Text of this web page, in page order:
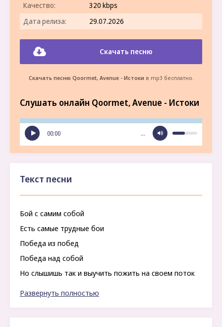
Качество:
320 kbps
Дата релиза:
29.07.2026
Скачать песню
Скачать песню Qoormet, Avenue - Истоки в mp3 бесплатно.
Слушать онлайн Qoormet, Avenue - Истоки
00:00 …
Текст песни
Бой с самим собой
Есть самые трудные бои
Победа из побед
Победа над собой
Но слышишь так и выучить пожить на своем поток
Развернуть полностью